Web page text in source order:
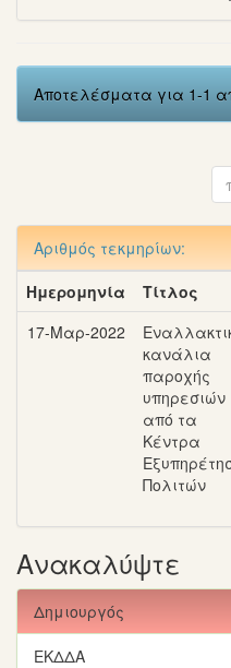
Αποτελέσματα για 1-1
Αριθμός τεκμηρίων:
Ημερομηνία
Τίτλος
17-Μαρ-2022
κανάλια
παροχής
υπηρεσιών
από τα
Κέντρα
Πολιτών
Ανακαλύψτε
Δημιουργός
ΕΚΔΔΑ